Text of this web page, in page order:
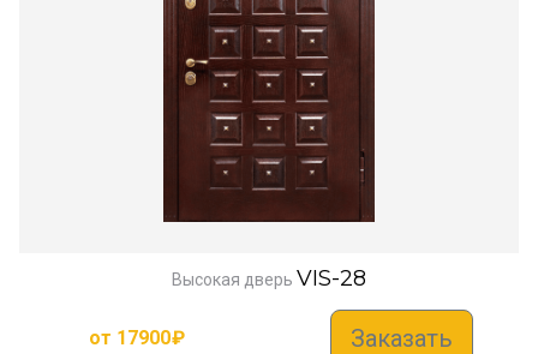
Высокая дверь VIS-28
от 17900₽ Заказать